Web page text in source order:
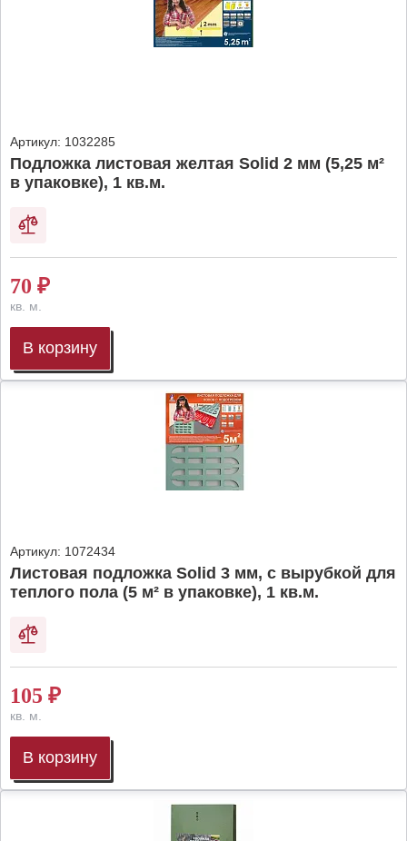
Артикул: 1032285
Подложка листовая желтая Solid 2 мм (5,25 м²
в упаковке), 1 кв.м.
70 ₽
кв. м.
В корзину
Артикул: 1072434
Листовая подложка Solid 3 мм, с вырубкой для
теплого пола (5 м² в упаковке), 1 кв.м.
105 ₽
кв. м.
В корзину